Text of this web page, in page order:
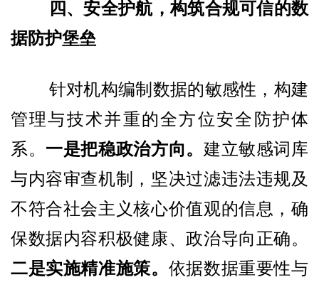
四、安全护航，构筑合规可信的数
据防护堡垒
针对机构编制数据的敏感性，构建
管理与技术并重的全方位安全防护体
系。 一是把稳政治方向。 建立敏感词库
与内容审查机制，坚决过滤违法违规及
不符合社会主义核心价值观的信息，确
保数据内容积极健康、政治导向正确。
二是实施精准施策。 依据数据重要性与